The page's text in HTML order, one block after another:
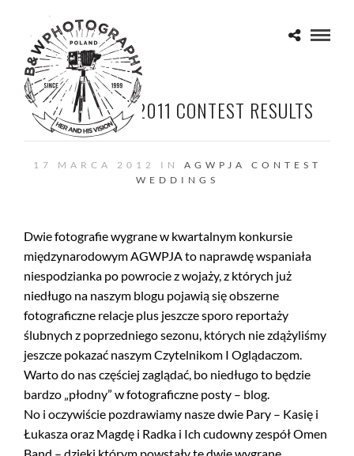
AG|WPJA Q4 2011 CONTEST RESULTS
17 MARCA 2012 IN AGWPJA
CONTEST
WEDDINGS
Dwie fotografie wygrane w kwartalnym konkursie
międzynarodowym AGWPJA to naprawdę wspaniała
niespodzianka po powrocie z wojaży, z których już
niedługo na naszym blogu pojawią się obszerne
fotograficzne relacje plus jeszcze sporo reportaży
ślubnych z poprzedniego sezonu, których nie zdążyliśmy
jeszcze pokazać naszym Czytelnikom I Oglądaczom.
Warto do nas częściej zaglądać, bo niedługo to będzie
bardzo „płodny” w fotograficzne posty – blog.
No i oczywiście pozdrawiamy nasze dwie Pary – Kasię i
Łukasza oraz Magdę i Radka i Ich cudowny zespół Omen